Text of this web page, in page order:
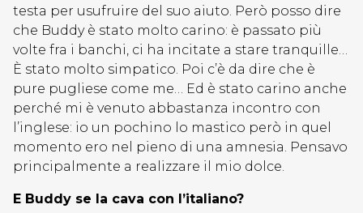
testa per usufruire del suo aiuto. Però posso dire
che Buddy è stato molto carino: è passato più
volte fra i banchi, ci ha incitate a stare tranquille…
È stato molto simpatico. Poi c’è da dire che è
pure pugliese come me… Ed è stato carino anche
perché mi è venuto abbastanza incontro con
l’inglese: io un pochino lo mastico però in quel
momento ero nel pieno di una amnesia. Pensavo
principalmente a realizzare il mio dolce.
E Buddy se la cava con l’italiano?